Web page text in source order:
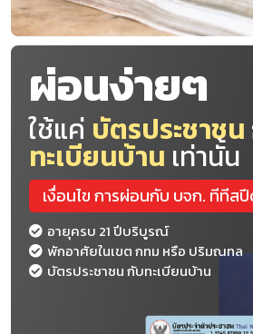
ผ่อนง่ายๆ
ใช้แค่ บัตรประชาชน
ทะเบียนบ้าน เท่านั้น
เงื่อนไข การผ่อนกับ บจก. ทีทีส
อายุครบ 21 ปีบริบูรณ์
พักอาศัยในเขต กทม หรือ ปริมณทล
บัตรประชาชน กับทะเบียนบ้าน